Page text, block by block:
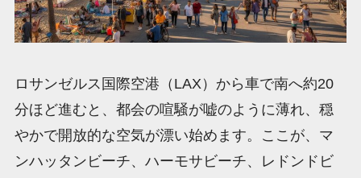
ロサンゼルス国際空港（LAX）から車で南へ約20
分ほど進むと、都会の喧騒が嘘のように薄れ、穏
やかで開放的な空気が漂い始めます。ここが、マ
ンハッタンビーチ、ハーモサビーチ、レドンドビ